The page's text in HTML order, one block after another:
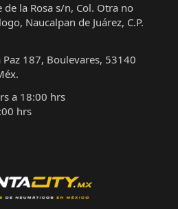
de la Rosa s/n, Col. Otra no
Naucalpan de Juárez, C.P.
Paz 187, Boulevares, 53140
a 18:00 hrs
hrs